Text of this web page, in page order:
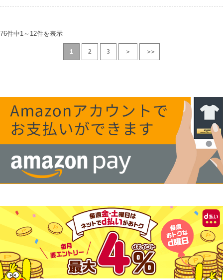
76件中1 ～ 12件を表示
1 2 3 ＞ ＞＞